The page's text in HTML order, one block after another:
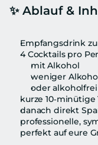
✨ Ablauf &
Empfangsdrink
4 Cocktails pro
mit Alkohol
weniger
oder
kurze
danach direkt
professionelle,
perfekt auf eure